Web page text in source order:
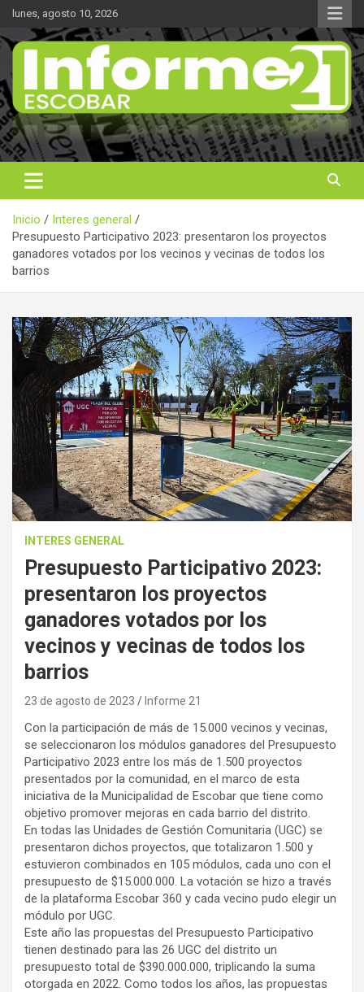
Saltar
contenido
lunes, agosto 10, 2026
Informe 21
Noticas reales
Inicio
Interes general
Presupuesto Participativo 2023: presentaron los proyectos
ganadores votados por los vecinos y vecinas de todos los
barrios
INTERES GENERAL
Presupuesto Participativo 2023:
presentaron los proyectos
ganadores votados por los
vecinos y vecinas de todos los
barrios
23 de agosto de 2023 Informe 21
Con la participación de más de 15.000 vecinos y vecinas,
se seleccionaron los módulos ganadores del Presupuesto
Participativo 2023 entre los más de 1.500 proyectos
presentados por la comunidad, en el marco de esta
iniciativa de la Municipalidad de Escobar que tiene como
objetivo promover mejoras en cada barrio del distrito.
En todas las Unidades de Gestión Comunitaria (UGC) se
presentaron dichos proyectos, que totalizaron 1.500 y
estuvieron combinados en 105 módulos, cada uno con el
presupuesto de $15.000.000. La votación se hizo a través
de la plataforma Escobar 360 y cada vecino pudo elegir un
módulo por UGC.
Este año las propuestas del Presupuesto Participativo
tienen destinado para las 26 UGC del distrito un
presupuesto total de $390.000.000, triplicando la suma
otorgada en 2022. Como todos los años, las propuestas